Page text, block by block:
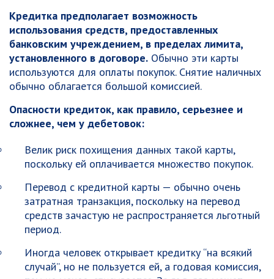
Кредитка предполагает возможность
использования средств, предоставленных
банковским учреждением, в пределах лимита,
установленного в договоре. Обычно эти карты
используются для оплаты покупок. Снятие наличных
обычно облагается большой комиссией.
Опасности кредиток, как правило, серьезнее и
сложнее, чем у дебетовок:
Велик риск похищения данных такой карты,
поскольку ей оплачивается множество покупок.
Перевод с кредитной карты — обычно очень
затратная транзакция, поскольку на перевод
средств зачастую не распространяется льготный
период.
Иногда человек открывает кредитку “на всякий
случай”, но не пользуется ей, а годовая комиссия,